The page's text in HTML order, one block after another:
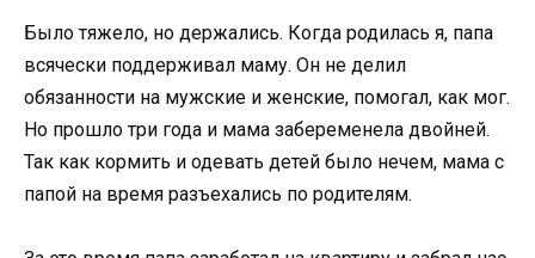
Было тяжело, но держались. Когда родилась я, папа
всячески поддерживал маму. Он не делил
обязанности на мужские и женские, помогал, как мог.
Но прошло три года и мама забеременела двойней.
Так как кормить и одевать детей было нечем, мама с
папой на время разъехались по родителям.